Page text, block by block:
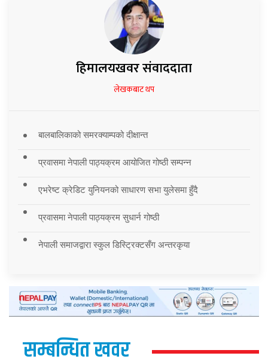
हिमालयखवर संवाददाता
लेखकबाट थप
बालबालिकाको समरक्याम्पको दीक्षान्त
प्रवासमा नेपाली पाठ्यक्रम आयोजित गोष्ठी सम्पन्न
एभरेष्ट क्रेडिट युनियनको साधारण सभा युलेसमा हुँदै
प्रवासमा नेपाली पाठ्यक्रम सुधार्न गोष्ठी
नेपाली समाजद्वारा स्कुल डिस्ट्रिक्टसँग अन्तरकृया
सम्बन्धित खवर